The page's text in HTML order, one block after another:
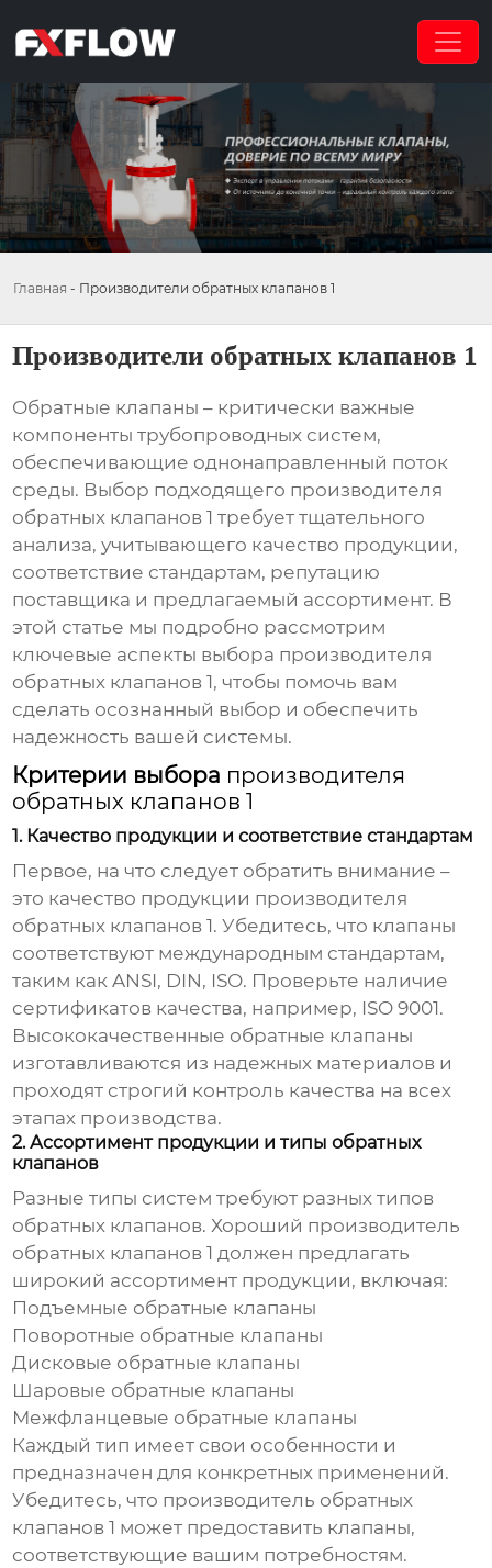
Главная - Производители обратных клапанов 1
Производители обратных клапанов 1
Обратные клапаны – критически важные
компоненты трубопроводных систем,
обеспечивающие однонаправленный поток
среды. Выбор подходящего производителя
обратных клапанов 1 требует тщательного
анализа, учитывающего качество продукции,
соответствие стандартам, репутацию
поставщика и предлагаемый ассортимент. В
этой статье мы подробно рассмотрим
ключевые аспекты выбора производителя
обратных клапанов 1, чтобы помочь вам
сделать осознанный выбор и обеспечить
надежность вашей системы.
Критерии выбора производителя
обратных клапанов 1
1. Качество продукции и соответствие стандартам
Первое, на что следует обратить внимание –
это качество продукции производителя
обратных клапанов 1. Убедитесь, что клапаны
соответствуют международным стандартам,
таким как ANSI, DIN, ISO. Проверьте наличие
сертификатов качества, например, ISO 9001.
Высококачественные обратные клапаны
изготавливаются из надежных материалов и
проходят строгий контроль качества на всех
этапах производства.
2. Ассортимент продукции и типы обратных
клапанов
Разные типы систем требуют разных типов
обратных клапанов. Хороший производитель
обратных клапанов 1 должен предлагать
широкий ассортимент продукции, включая:
Подъемные обратные клапаны
Поворотные обратные клапаны
Дисковые обратные клапаны
Шаровые обратные клапаны
Межфланцевые обратные клапаны
Каждый тип имеет свои особенности и
предназначен для конкретных применений.
Убедитесь, что производитель обратных
клапанов 1 может предоставить клапаны,
соответствующие вашим потребностям.